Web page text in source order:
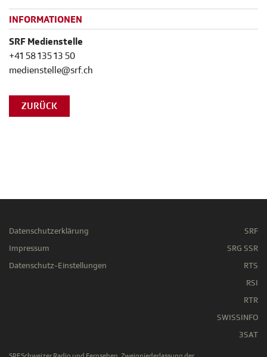
INFORMATIONEN
SRF Medienstelle
+41 58 135 13 50
medienstelle@srf.ch
ZURÜCK
Datenschutzerklärung
Impressum
Datenschutz-Einstellungen
SRF
SRG SSR
RTS
RSI
RTR
SWISSINFO
3SAT